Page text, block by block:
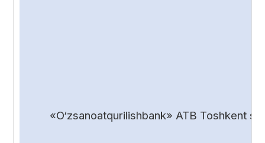
«O‘zsanoatqurilishbank» ATB Toshkent